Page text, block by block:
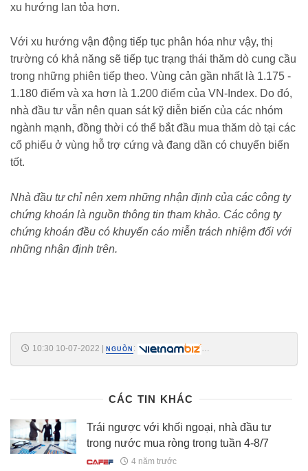
xu hướng lan tỏa hơn.
Với xu hướng vận động tiếp tục phân hóa như vậy, thị
trường có khả năng sẽ tiếp tục trạng thái thăm dò cung cầu
trong những phiên tiếp theo. Vùng cản gần nhất là 1.175 -
1.180 điểm và xa hơn là 1.200 điểm của VN-Index. Do đó,
nhà đầu tư vẫn nên quan sát kỹ diễn biến của các nhóm
ngành mạnh, đồng thời có thể bắt đầu mua thăm dò tại các
cổ phiếu ở vùng hỗ trợ cứng và đang dần có chuyển biến
tốt.
Nhà đầu tư chỉ nên xem những nhận định của các công ty
chứng khoán là nguồn thông tin tham khảo. Các công ty
chứng khoán đều có khuyến cáo miễn trách nhiệm đối với
những nhận định trên.
10:30 10-07-2022 NGUỒN :
CÁC TIN KHÁC
Trái ngược với khối ngoại, nhà đầu tư
trong nước mua ròng trong tuần 4-8/7
4 năm trước